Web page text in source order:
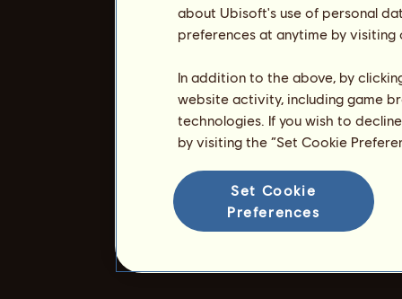
about Ubisoft's use of personal
preferences at anytime by
In addition to the above, by
website activity, including game
technologies. If you wish to
by visiting the “Set Cookie
Set Cookie
Preferences